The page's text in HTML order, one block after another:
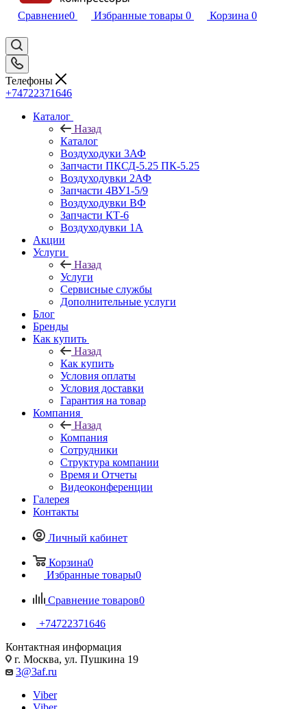
Сравнение0 Избранные товары 0 Корзина 0
Телефоны
+74722371646
Каталог
Назад
Каталог
Воздуходуки 3АФ
Запчасти ПКСД-5.25 ПК-5.25
Воздуходувки 2АФ
Запчасти 4ВУ1-5/9
Воздуходувки ВФ
Запчасти КТ-6
Воздуходувки 1А
Акции
Услуги
Назад
Услуги
Сервисные службы
Дополнительные услуги
Блог
Бренды
Как купить
Назад
Как купить
Условия оплаты
Условия доставки
Гарантия на товар
Компания
Назад
Компания
Сотрудники
Структура компании
Время и Отчеты
Видеоконференции
Галерея
Контакты
Личный кабинет
Корзина0
Избранные товары0
Сравнение товаров0
+74722371646
Контактная информация
г. Москва, ул. Пушкина 19
3@3af.ru
Viber